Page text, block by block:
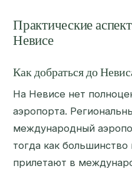
Практические
Невисе
Как добраться до
На Невисе нет
аэропорта.
международный
тогда как
прилетают в